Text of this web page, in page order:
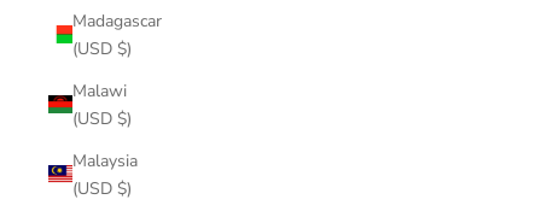
Madagascar
(USD $)
Malawi
(USD $)
Malaysia
(USD $)